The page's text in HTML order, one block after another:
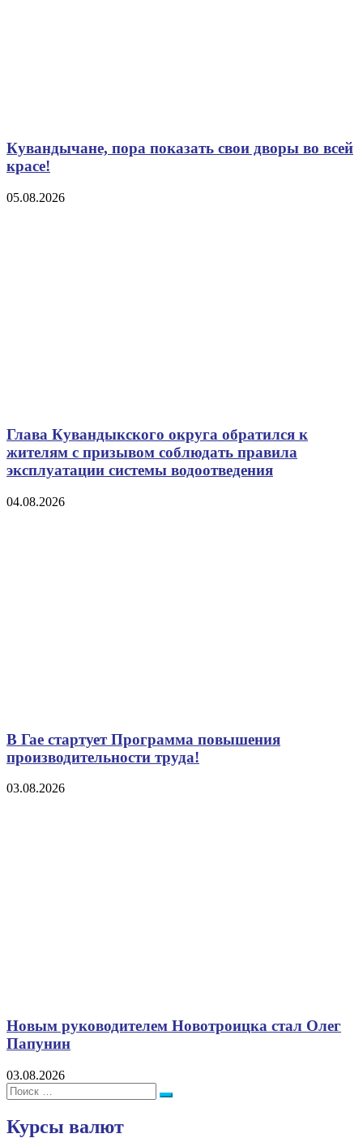
Кувандычане, пора показать свои дворы во всей
красе!
05.08.2026
Глава Кувандыкского округа обратился к
жителям с призывом соблюдать правила
эксплуатации системы водоотведения
04.08.2026
В Гае стартует Программа повышения
производительности труда!
03.08.2026
Новым руководителем Новотроицка стал Олег
Папунин
03.08.2026
Поиск:
Поиск
Курсы валют